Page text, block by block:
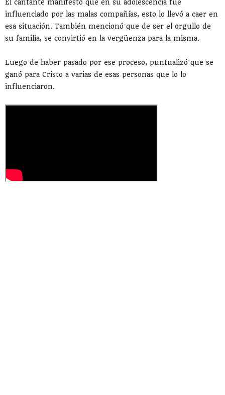
El cantante manifestó que en su adolescencia fue
influenciado por las malas compañías, esto lo llevó a caer en
esa situación. También mencionó que de ser el orgullo de
su familia, se convirtió en la vergüenza para la misma.
Luego de haber pasado por ese proceso, puntualizó que se
ganó para Cristo a varias de esas personas que lo lo
influenciaron.